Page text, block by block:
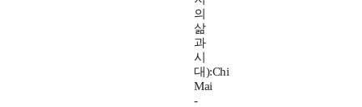
의
삶
과
시
대):Chi
Mai
-